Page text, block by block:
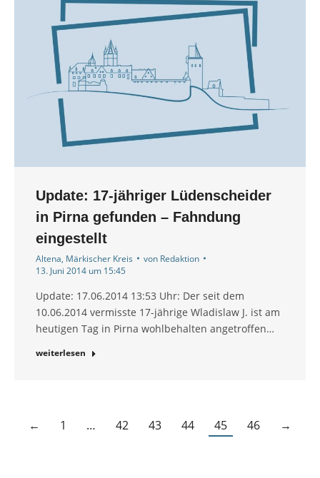
Update: 17-jähriger Lüdenscheider
in Pirna gefunden – Fahndung
eingestellt
Altena, Märkischer Kreis von Redaktion
13. Juni 2014 um 15:45
Update: 17.06.2014 13:53 Uhr: Der seit dem
10.06.2014 vermisste 17-jährige Wladislaw J. ist am
heutigen Tag in Pirna wohlbehalten angetroffen…
weiterlesen
← 1 … 42 43 44 45 46 →